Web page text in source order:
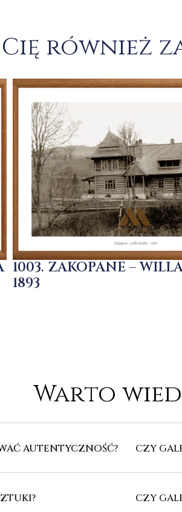
również
1003. ZAKOPANE –
1893
Warto
AUTENTYCZNOŚĆ? CZY
CZY